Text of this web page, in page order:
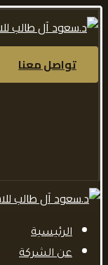
تواصل معنا
الرئيسية
عن الشركة